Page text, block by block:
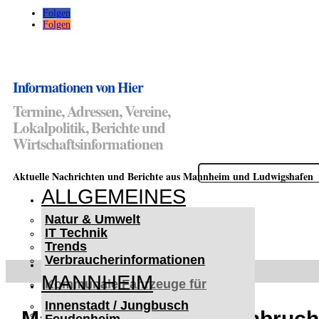
Folgen
Folgen
Informationen von Hier
Termine, Adressen, Vereine,
Lokalpolitik, Berichte und
Wirtschaftsinformationen
Suchen
nach:
Aktuelle Nachrichten und Berichte aus Mannheim und Ludwigshafen
ALLGEMEINES
Natur & Umwelt
IT Technik
Trends
Verbraucherinformationen
MANNHEIM
Innenstadt / Jungbusch
< UKRAINE >
Kommunale Fahrzeuge für
Czernowitz
Nutzfahrzeuge für Czernowitz